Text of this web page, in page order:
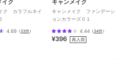
イク
ク カラフルネイ
4.69 （33件）
キャンメイク
キャンメイク ファンデーシ
ョンカラーズ０１
4.44 （34件）
¥396 再入荷